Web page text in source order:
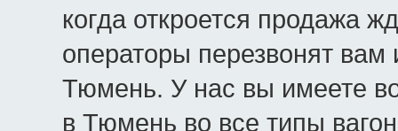
когда откроется продажа
операторы перезвонят
Тюмень. У нас вы имеете
в Тюмень во все типы